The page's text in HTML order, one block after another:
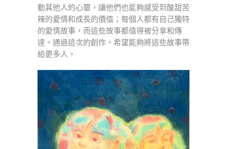
動其他人的心靈，讓他們也能夠感受到酸甜苦
辣的愛情和成長的價值；每個人都有自己獨特
的愛情故事，而這些故事都值得被分享和傳
達。通過這次的創作，希望能夠將這些故事帶
給更多人。